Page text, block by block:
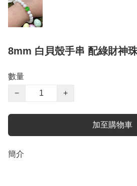
8mm 白貝殼手串 配綠財神
數量
−
+
加至購物車
簡介